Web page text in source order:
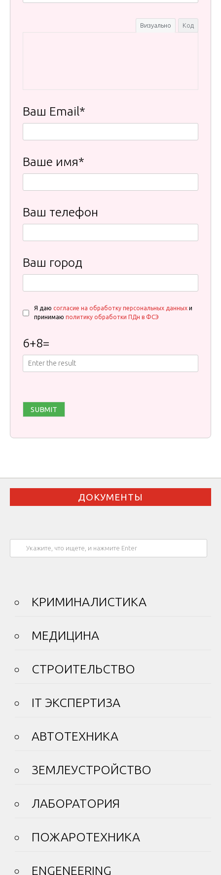
Визуально Код
Ваш Email*
Ваше имя*
Ваш телефон
Ваш город
Я даю согласие на обработку персональных данных и
принимаю политику обработки ПДн в ФСЭ
6+8=
ДОКУМЕНТЫ
КРИМИНАЛИСТИКА
МЕДИЦИНА
СТРОИТЕЛЬСТВО
IT ЭКСПЕРТИЗА
АВТОТЕХНИКА
ЗЕМЛЕУСТРОЙСТВО
ЛАБОРАТОРИЯ
ПОЖАРОТЕХНИКА
ENGENEERING